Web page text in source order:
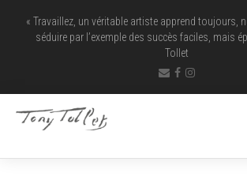
« Travaillez, un véritable artiste apprend toujours,
séduire par l’exemple des succès faciles, mais
Tollet